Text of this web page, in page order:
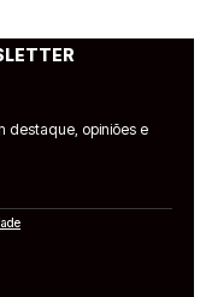
destaque, opiniões e